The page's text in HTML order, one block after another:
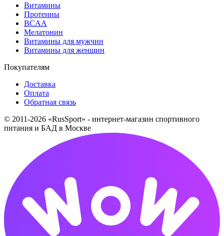
Витамины
Протеины
BCAA
Мелатонин
Витамины для мужчин
Витамины для женщин
Покупателям
Доставка
Оплата
Обратная связь
© 2011-2026 «RusSport» - интернет-магазин спортивного
питания и БАД в Москве